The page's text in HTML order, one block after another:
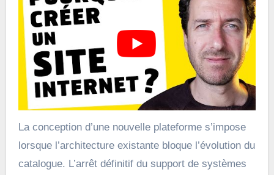
La conception d’une nouvelle plateforme s’impose
lorsque l’architecture existante bloque l’évolution du
catalogue. L’arrêt définitif du support de systèmes